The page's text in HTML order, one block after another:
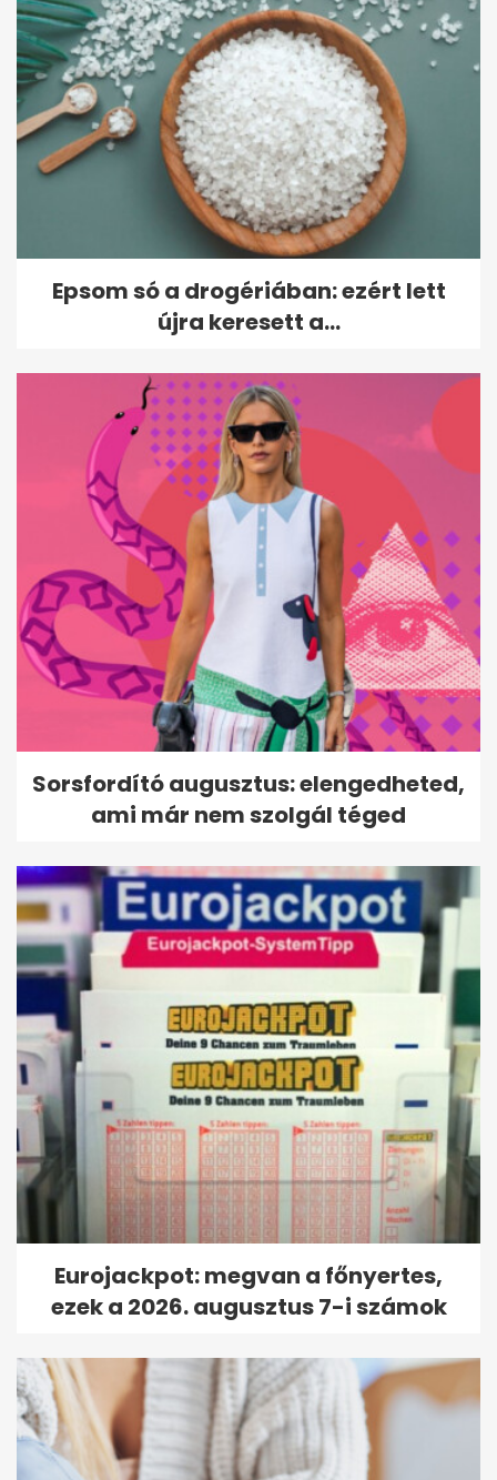
Az UniCredit 3% alá viszi az
Otthon Start lakáshitel
kamatát
Epsom só a drogériában: ezért lett
újra keresett a...
Sorsfordító augusztus: elengedheted,
ami már nem szolgál téged
Eurojackpot: megvan a főnyertes,
ezek a 2026. augusztus 7-i számok